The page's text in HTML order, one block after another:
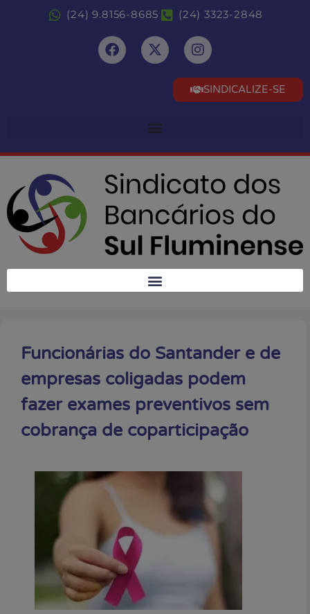
(24) 9.8156-8685 (24) 3323-2848
SINDICALIZE-SE
Funcionárias do Santander e de
empresas coligadas podem
fazer exames preventivos sem
cobrança de coparticipação